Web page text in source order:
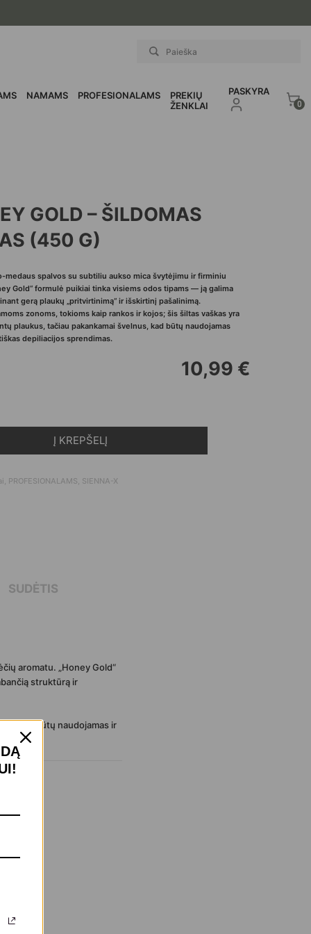
NAMAMS PROFESIONALAMS
PREKIŲ
ŽENKLAI
PASKYRA
0
GOLD – ŠILDOMAS
(450 G)
medaus spalvos su subtiliu aukso mica švytėjimu ir firminiu
Gold“ formulė puikiai tinka visiems odos tipams — ją galima
gerą plaukų „pritvirtinimą“ ir išskirtinį pašalinimą.
zonoms, tokioms kaip rankos ir kojos; šis šiltas vaškas yra
plaukus, tačiau pakankamai švelnus, kad būtų naudojamas
depiliacijos sprendimas.
10,99 €
Honey Gold - Šildomas medaus Vaškas (450 g)
Į KREPŠELĮ
, PROFESIONALAMS, SIENNA-X
SUDĖTIS
aromatu. „Honey Gold“
struktūrą ir
kad būtų naudojamas ir